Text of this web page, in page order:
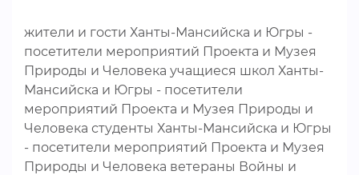
жители и гости Ханты-Мансийска и Югры -
посетители мероприятий Проекта и Музея
Природы и Человека учащиеся школ Ханты-
Мансийска и Югры - посетители
мероприятий Проекта и Музея Природы и
Человека студенты Ханты-Мансийска и Югры
- посетители мероприятий Проекта и Музея
Природы и Человека ветераны Войны и